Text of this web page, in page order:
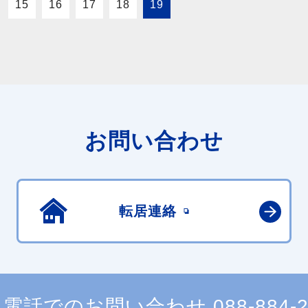
15 16 17 18 19
お問い合わせ
転居連絡